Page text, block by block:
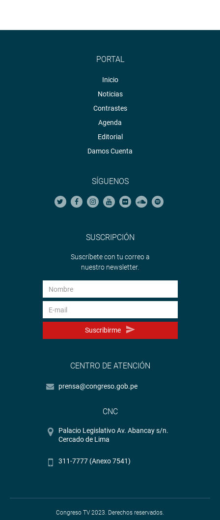
PORTAL
Inicio
Noticias
Contrastes
Agenda
Editorial
Damos Cuenta
SÍGUENOS
SUSCRIPCIÓN
Suscríbete con tu correo a
nuestro newsletter.
Suscribirme
CENTRO DE ATENCIÓN
prensa@congreso.gob.pe
CNC
Palacio Legislativo Av. Abancay s/n.
Cercado de Lima
311-7777 (Anexo 7541)
Congreso TV 2023. Derechos reservados.